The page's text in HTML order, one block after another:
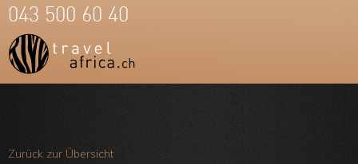
Team
043 500 60 40
Zurück zur Übersicht